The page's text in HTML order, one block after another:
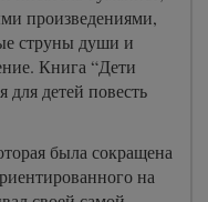
произведениями,
струны души и
Книга “Дети
для детей повесть
была сокращена
на